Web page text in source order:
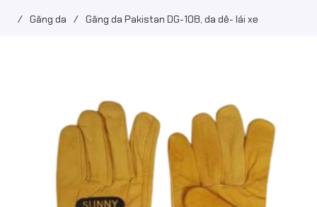
/ Găng da / Găng da Pakistan DG-108, da dê- lái xe